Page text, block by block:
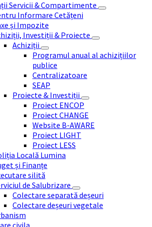
Servicii & Compartimente
Informare Cetățeni
și Impozite
Investiții & Proiecte
Achiziții
Programul anual al achizițiilor
publice
Centralizatoare
SEAP
Proiecte & Investiții
Proiect ENCOP
Proiect CHANGE
Website B-AWARE
Proiect LIGHT
Proiect LESS
Locală Lumina
și Finanțe
silită
de Salubrizare
Colectare separată deșeuri
Colectare deșeuri vegetale
civila